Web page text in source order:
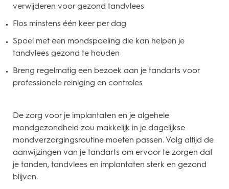
verwijderen voor gezond tandvlees
Flos minstens één keer per dag
Spoel met een mondspoeling die kan helpen je
tandvlees gezond te houden
Breng regelmatig een bezoek aan je tandarts voor
professionele reiniging en controles
De zorg voor je implantaten en je algehele
mondgezondheid zou makkelijk in je dagelijkse
mondverzorgingsroutine moeten passen. Volg altijd de
aanwijzingen van je tandarts om ervoor te zorgen dat
je tanden, tandvlees en implantaten sterk en gezond
blijven.